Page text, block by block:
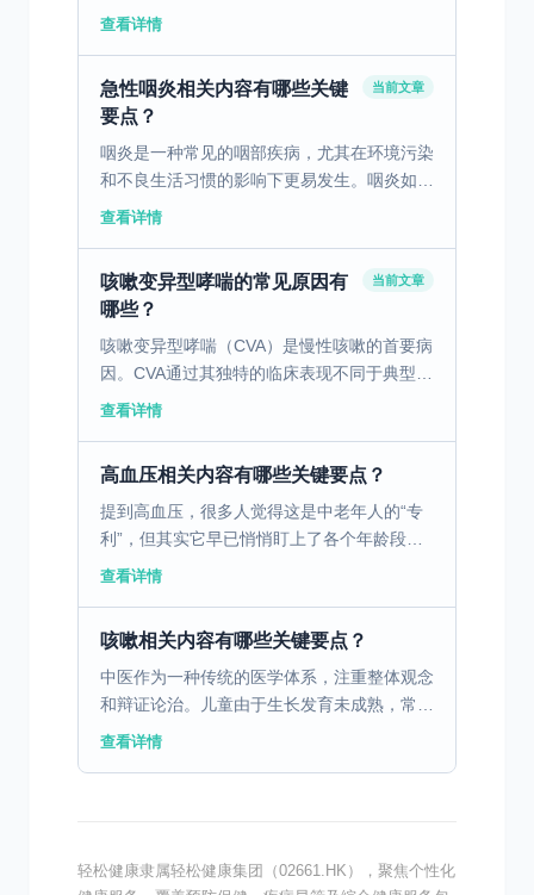
状、诊断与治疗方法，并提供日常防护和管理
查看详情
急性咽炎相关内容有哪些关键
要点？
当前文章
咽炎是一种常见的咽部疾病，尤其在环境污染
和不良生活习惯的影响下更易发生。咽炎如果
不及时治疗，会带来严重的健康后果。 一、
查看详情
咳嗽变异型哮喘的常见原因有
哪些？
当前文章
咳嗽变异型哮喘（CVA）是慢性咳嗽的首要病
因。CVA通过其独特的临床表现不同于典型的
哮喘形式。患者多表现为持续性或反复发作的
查看详情
高血压相关内容有哪些关键要点？
提到高血压，很多人觉得这是中老年人的“专
利”，但其实它早已悄悄盯上了各个年龄段的
人，作为心内科最常见的慢性病之一，高血压
查看详情
咳嗽相关内容有哪些关键要点？
中医作为一种传统的医学体系，注重整体观念
和辩证论治。儿童由于生长发育未成熟，常见
病如肺热感冒、咳嗽痰喘在临床中多发。中医
查看详情
轻松健康隶属轻松健康集团（02661.HK），聚焦个性化